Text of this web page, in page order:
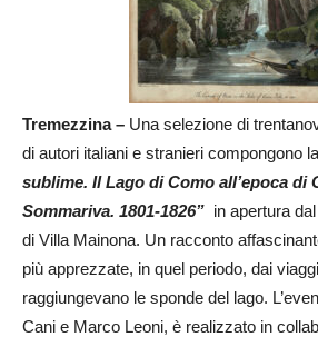
Tremezzina – Una selezione di
di autori italiani e stranieri compongono
sublime. Il Lago di Como all’epoca di
Sommariva. 1801-1826” in apertura
di Villa Mainona. Un racconto
più apprezzate, in quel periodo, dai
raggiungevano le sponde del lago.
Cani e Marco Leoni, è realizzato in